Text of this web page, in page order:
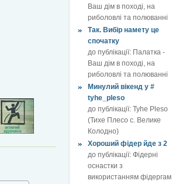
Ваш дім в поході, на
риболовлі та полюванні
Так. Вибір намету це
спочатку
до публікації: Палатка -
Ваш дім в поході, на
риболовлі та полюванні
Минулий вікенд у #
tyhe_pleso
до публікації: Tyhe Pleso
(Тихе Плесо с. Велике
Колодно)
Хороший фідер йде з 2
до публікації: Фідерні
оснастки з
використанням фідергам